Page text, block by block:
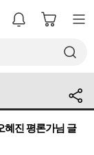
혜진 평론가님 글